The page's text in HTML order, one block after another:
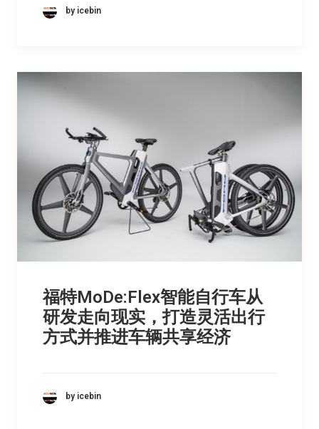
by icebin
福特MoDe:Flex智能自行车从
研发走向现实，打造灵活出行
方式并推进车辆共享经济
by icebin